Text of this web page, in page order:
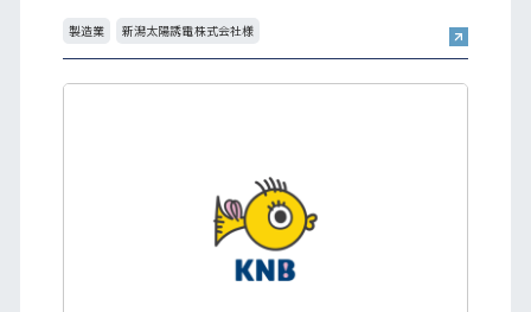
製造業 新潟太陽誘電株式会社様